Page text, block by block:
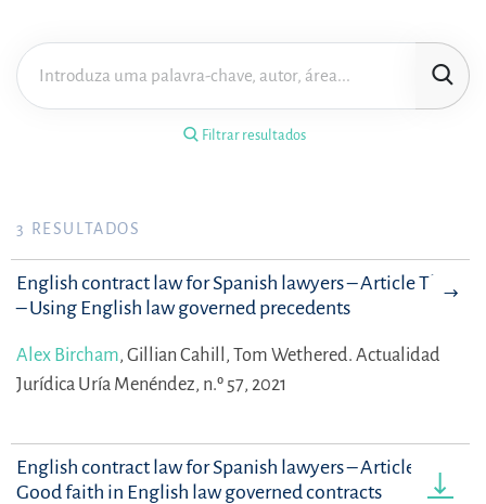
Filtrar resultados
Área de prática
3 RESULTADOS
English contract law for Spanish lawyers – Article Three
– Using English law governed precedents
Alex Bircham, Gillian Cahill, Tom Wethered. Actualidad
Jurídica Uría Menéndez, n.º 57, 2021
English contract law for Spanish lawyers – Article Two –
Good faith in English law governed contracts